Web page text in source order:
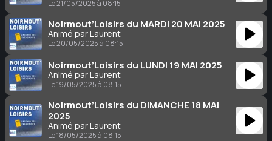
Le 21/05/2025 à 08:15
Noirmout’Loisirs du MARDI 20 MAI 2025
Animé par Laurent
Le 20/05/2025 à 08:15
Noirmout’Loisirs du LUNDI 19 MAI 2025
Animé par Laurent
Le 19/05/2025 à 08:15
Noirmout’Loisirs du DIMANCHE 18 MAI
2025
Animé par Laurent
Le 18/05/2025 à 08:15